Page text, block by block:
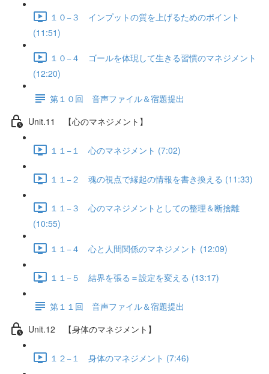
１０−３ インプットの質を上げるためのポイント
(11:51)
１０−４ ゴールを体現して生きる習慣のマネジメント
(12:20)
第１０回 音声ファイル＆宿題提出
Unit.11 【心のマネジメント】
１１−１ 心のマネジメント (7:02)
１１−２ 魂の視点で縁起の情報を書き換える (11:33)
１１−３ 心のマネジメントとしての整理＆断捨離
(10:55)
１１−４ 心と人間関係のマネジメント (12:09)
１１−５ 結界を張る＝設定を変える (13:17)
第１１回 音声ファイル＆宿題提出
Unit.12 【身体のマネジメント】
１２−１ 身体のマネジメント (7:46)